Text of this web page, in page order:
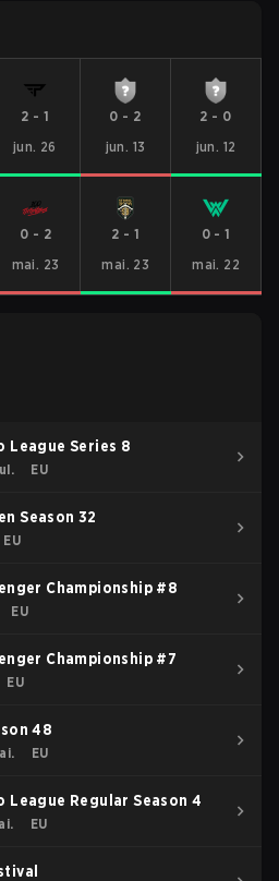
2 - 1
jun. 26
0 - 2
jun. 13
2 - 0
jun. 12
0 - 2
mai. 23
2 - 1
mai. 23
0-1
mai. 22
League Series 8
EU
Season 32
EU
Championship #8
EU
Championship #7
EU
48
EU
League Regular Season 4
EU